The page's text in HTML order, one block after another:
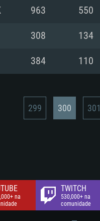
banda larga.
963 550
308 134
384 110
299 300 301
na
TWITCH
530,000+ na
comunidade